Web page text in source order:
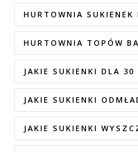
HURTOWNIA SUKIENEK
HURTOWNIA TOPÓW
JAKIE SUKIENKI DLA 30
JAKIE SUKIENKI
JAKIE SUKIENKI